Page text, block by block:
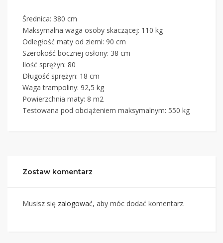
Średnica: 380 cm
Maksymalna waga osoby skaczącej: 110 kg
Odległość maty od ziemi: 90 cm
Szerokość bocznej osłony: 38 cm
Ilość sprężyn: 80
Długość sprężyn: 18 cm
Waga trampoliny: 92,5 kg
Powierzchnia maty: 8 m2
Testowana pod obciążeniem maksymalnym: 550 kg
Zostaw komentarz
Musisz się zalogować, aby móc dodać komentarz.